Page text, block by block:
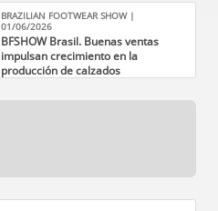
BRAZILIAN FOOTWEAR SHOW |
01/06/2026
BFSHOW Brasil. Buenas ventas
impulsan crecimiento en la
producción de calzados